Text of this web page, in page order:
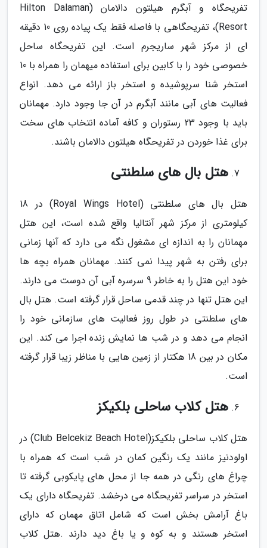
تفریحگاه و آبگرم هیلتون دالامان (Hilton Dalaman
Resort)، تفریحگاهی با فاصله فقط یک پیاده روی 10 دقیقه
ای از مرکز شهر ساریجرم است. این تفریحگاه ساحل
خصوصی خود را با کابین برای استفاده میهمان را همراه با 10
استخر شنا سرپوشیده و استخر باز ارائه می دهد. انواع
فعالیت های آبی مانند آبگرم در آن جا وجود دارد. مهمانان
باید با وجود 23 رستوران و کافه آماده انتخاب های سخت
برای غذا خوردن در تفریحگاه هیلتون دالامان باشند.
هتل بال های سلطنتی
هتل بال های سلطنتی (Royal Wings Hotel) در 18
کیلومتری از مرکز شهر آنتالیا واقع شده است، این هتل
مهمانان را به اندازه ای مشغول نگه می دارد که آنها زمانی
برای رفتن به شهر پیدا نمی کنند. مهمانان همراه بچه ها
خود این هتل را به خاطر 9 سرسره آبی آن دوست می دارند.
این هتل تنها در چند قدمی ساحل قرار گرفته است. هتل بال
های سلطنتی در طول روز فعالیت های سازمانی خود را
انجام می دهد و در شب ها نمایش زنده اجرا می کند. این
مکان در بین 18 هکتار از زمین هایی با مناظر زیبا قرار گرفته
است.
هتل کلاب ساحلی بلکیکز
هتل کلاب ساحلی بلکیکز(Club Belcekiz Beach Hotel) در
اولودنیز مانند یک رنگین کمان در شب است که همراه با
چراغ های رنگی در همه جا از محل های پایکوبی گرفته تا
استخر در سراسر تفریحگاه می درخشد. تفریحگاه دارای یک
باغ آرامش بخش است که شامل اتاق مهمان که دارای
استخر هستند و به کوه و یا باغ دید دارند .هتل کلاب